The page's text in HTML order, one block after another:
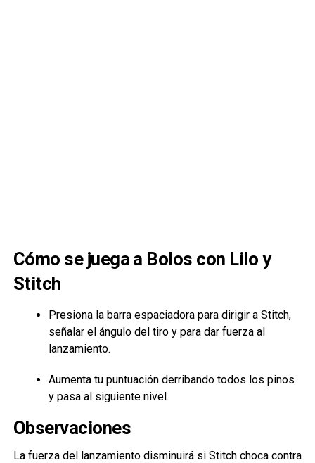
Cómo se juega a Bolos con Lilo y
Stitch
Presiona la barra espaciadora para dirigir a Stitch,
señalar el ángulo del tiro y para dar fuerza al
lanzamiento.
Aumenta tu puntuación derribando todos los pinos
y pasa al siguiente nivel.
Observaciones
La fuerza del lanzamiento disminuirá si Stitch choca contra